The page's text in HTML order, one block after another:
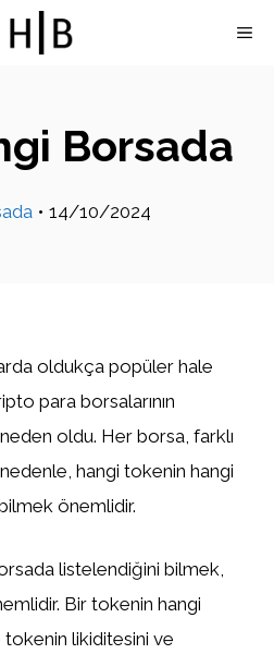
Borsada
• 14/10/2024
oldukça popüler hale
para borsalarının
neden oldu. Her borsa, farklı
hangi tokenin hangi
önemlidir.
listelendiğini bilmek,
Bir tokenin hangi
likiditesini ve